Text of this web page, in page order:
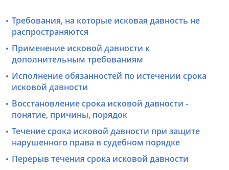
Требования, на которые исковая давность не
распространяются
Применение исковой давности к
дополнительным требованиям
Исполнение обязанностей по истечении срока
исковой давности
Восстановление срока исковой давности -
понятие, причины, порядок
Течение срока исковой давности при защите
нарушенного права в судебном порядке
Перерыв течения срока исковой давности